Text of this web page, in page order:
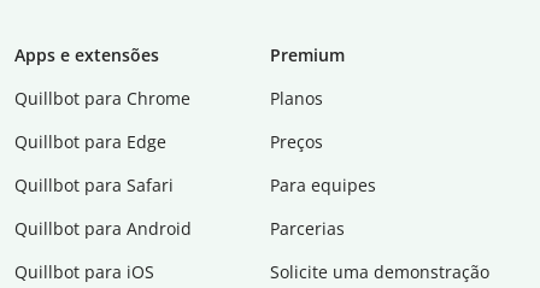
Apps e extensões
Quillbot para Chrome
Quillbot para Edge
Quillbot para Safari
Quillbot para Android
Quillbot para iOS
Premium
Planos
Preços
Para equipes
Parcerias
Solicite uma demonstração